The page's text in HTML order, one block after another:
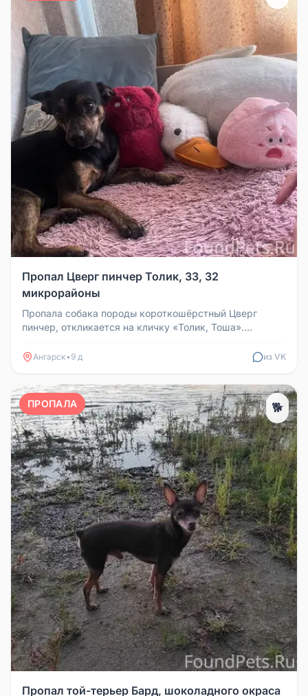
Пропал Цверг пинчер Толик, 33, 32
микрорайоны
Пропала собака породы короткошёрстный Цверг
пинчер, откликается на кличку «Толик, Тоша».
Ангарск• 9 д из VK
ПРОПАЛА 🐕
Пропал той-терьер Бард, шоколадного окраса